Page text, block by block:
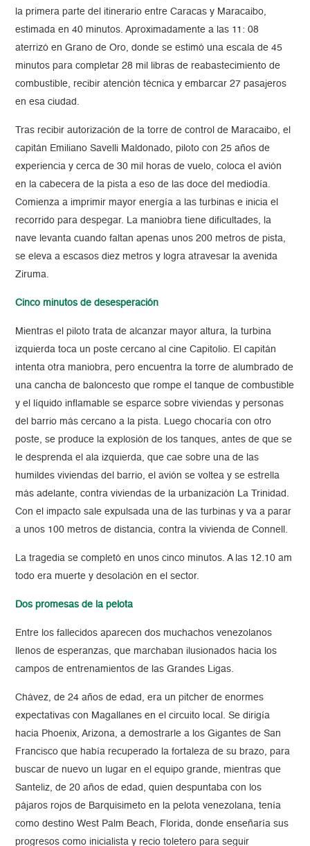
la primera parte del itinerario entre Caracas y Maracaibo,
estimada en 40 minutos. Aproximadamente a las 11: 08
aterrizó en Grano de Oro, donde se estimó una escala de 45
minutos para completar 28 mil libras de reabastecimiento de
combustible, recibir atención técnica y embarcar 27 pasajeros
en esa ciudad.
Tras recibir autorización de la torre de control de Maracaibo, el
capitán Emiliano Savelli Maldonado, piloto con 25 años de
experiencia y cerca de 30 mil horas de vuelo, coloca el avión
en la cabecera de la pista a eso de las doce del mediodía.
Comienza a imprimir mayor energía a las turbinas e inicia el
recorrido para despegar. La maniobra tiene dificultades, la
nave levanta cuando faltan apenas unos 200 metros de pista,
se eleva a escasos diez metros y logra atravesar la avenida
Ziruma.
Cinco minutos de desesperación
Mientras el piloto trata de alcanzar mayor altura, la turbina
izquierda toca un poste cercano al cine Capitolio. El capitán
intenta otra maniobra, pero encuentra la torre de alumbrado de
una cancha de baloncesto que rompe el tanque de combustible
y el líquido inflamable se esparce sobre viviendas y personas
del barrio más cercano a la pista. Luego chocaría con otro
poste, se produce la explosión de los tanques, antes de que se
le desprenda el ala izquierda, que cae sobre una de las
humildes viviendas del barrio, el avión se voltea y se estrella
más adelante, contra viviendas de la urbanización La Trinidad.
Con el impacto sale expulsada una de las turbinas y va a parar
a unos 100 metros de distancia, contra la vivienda de Connell.
La tragedia se completó en unos cinco minutos. A las 12.10 am
todo era muerte y desolación en el sector.
Dos promesas de la pelota
Entre los fallecidos aparecen dos muchachos venezolanos
llenos de esperanzas, que marchaban ilusionados hacia los
campos de entrenamientos de las Grandes Ligas.
Chávez, de 24 años de edad, era un pitcher de enormes
expectativas con Magallanes en el circuito local. Se dirigía
hacia Phoenix, Arizona, a demostrarle a los Gigantes de San
Francisco que había recuperado la fortaleza de su brazo, para
buscar de nuevo un lugar en el equipo grande, mientras que
Santeliz, de 20 años de edad, quien despuntaba con los
pájaros rojos de Barquisimeto en la pelota venezolana, tenía
como destino West Palm Beach, Florida, donde enseñaría sus
progresos como inicialista y recio toletero para seguir